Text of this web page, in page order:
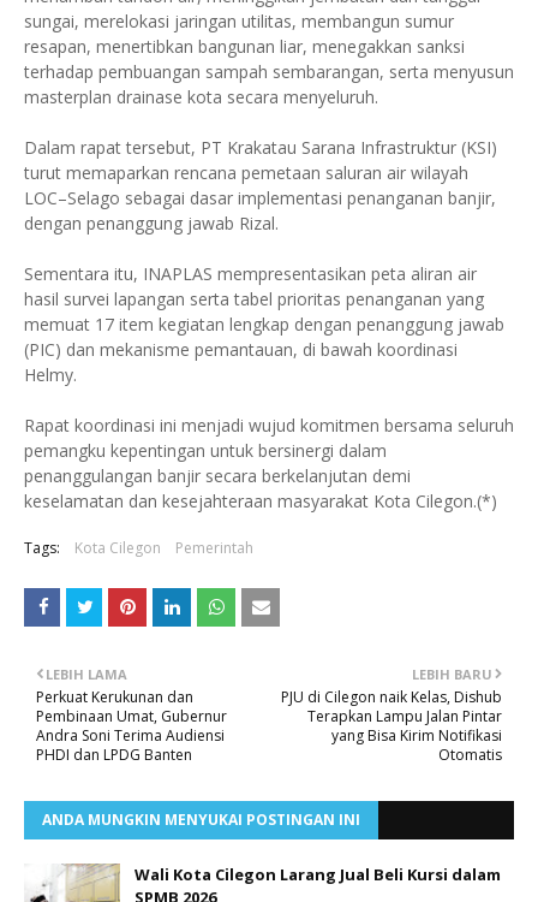
sungai, merelokasi jaringan utilitas, membangun sumur
resapan, menertibkan bangunan liar, menegakkan sanksi
terhadap pembuangan sampah sembarangan, serta menyusun
masterplan drainase kota secara menyeluruh.
Dalam rapat tersebut, PT Krakatau Sarana Infrastruktur (KSI)
turut memaparkan rencana pemetaan saluran air wilayah
LOC–Selago sebagai dasar implementasi penanganan banjir,
dengan penanggung jawab Rizal.
Sementara itu, INAPLAS mempresentasikan peta aliran air
hasil survei lapangan serta tabel prioritas penanganan yang
memuat 17 item kegiatan lengkap dengan penanggung jawab
(PIC) dan mekanisme pemantauan, di bawah koordinasi
Helmy.
Rapat koordinasi ini menjadi wujud komitmen bersama seluruh
pemangku kepentingan untuk bersinergi dalam
penanggulangan banjir secara berkelanjutan demi
keselamatan dan kesejahteraan masyarakat Kota Cilegon.(*)
Tags: Kota Cilegon Pemerintah
LEBIH BARU
PJU di Cilegon naik Kelas, Dishub
Terapkan Lampu Jalan Pintar
yang Bisa Kirim Notifikasi
Otomatis
LEBIH LAMA
Perkuat Kerukunan dan
Pembinaan Umat, Gubernur
Andra Soni Terima Audiensi
PHDI dan LPDG Banten
ANDA MUNGKIN MENYUKAI POSTINGAN INI
Wali Kota Cilegon Larang Jual Beli Kursi dalam
SPMB 2026